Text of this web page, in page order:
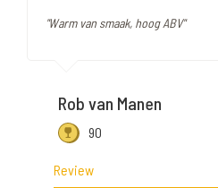
"Warm van smaak, hoog ABV"
Rob van Manen
90
Review